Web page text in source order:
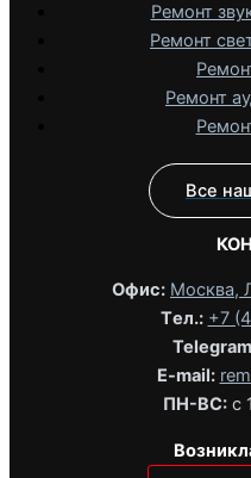
Ремонт
Ремонт
Ремонт
Все
Офис: Москва,
Tел.: +7
E-mail:
ПН-ВС: с